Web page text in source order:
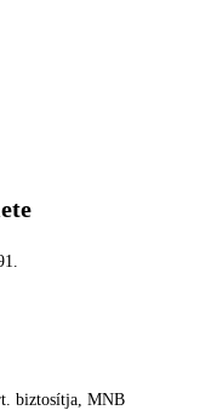
biztosítja, MNB